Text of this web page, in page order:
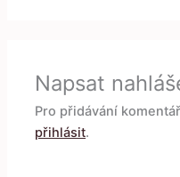
Napsat
Pro přidávání
přihlásit.